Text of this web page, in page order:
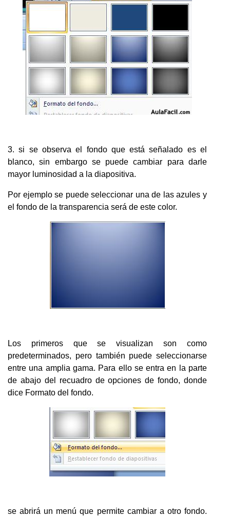
3. si se observa el fondo que está señalado es el
blanco, sin embargo se puede cambiar para darle
mayor luminosidad a la diapositiva.
Por ejemplo se puede seleccionar una de las azules y
el fondo de la transparencia será de este color.
Los primeros que se visualizan son como
predeterminados, pero también puede seleccionarse
entre una amplia gama. Para ello se entra en la parte
de abajo del recuadro de opciones de fondo, donde
dice Formato del fondo.
se abrirá un menú que permite cambiar a otro fondo.